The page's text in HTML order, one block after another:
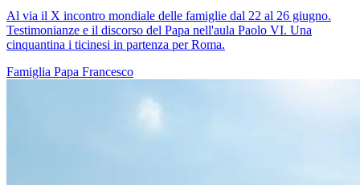
Al via il X incontro mondiale delle famiglie dal 22 al 26 giugno.
Testimonianze e il discorso del Papa nell'aula Paolo VI. Una
cinquantina i ticinesi in partenza per Roma.
Famiglia Papa Francesco